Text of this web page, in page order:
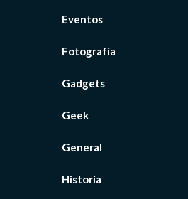
Eventos
Fotografía
Gadgets
Geek
General
Historia